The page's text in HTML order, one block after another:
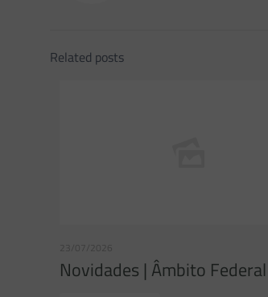
Related posts
23/07/2026
Novidades | Âmbito Federal